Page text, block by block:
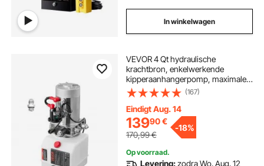
In winkelwagen
VEVOR 4 Qt hydraulische
krachtbron, enkelwerkende
kipperaanhangerpomp, maximale
openingsdruk 22 MPa en debiet 3,4
l/min, 12 V DC hydraulische pomp
met metalen reservoir voor
kipperaanhangers, wit
(167)
Eindigt Aug. 14
13990€
170,99€
-18%
Op voorraad.
Levering:zodra Wo. Aug. 12